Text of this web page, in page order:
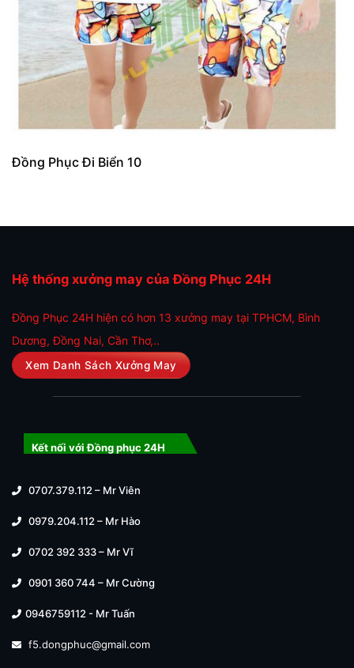
Đồng Phục Đi Biển 10
Hệ thống xưởng may của Đồng Phục 24H
Đồng Phục 24H hiện có hơn 13 xưởng may tại TPHCM, Bình
Dương, Đồng Nai, Cần Thơ,..
Xem Danh Sách Xưởng May
Kết nối với Đồng phục 24H
0707.379.112 – Mr Viên
0979.204.112 – Mr Hào
0702 392 333 – Mr Vĩ
0901 360 744 – Mr Cường
0946759112 - Mr Tuấn
f5.dongphuc@gmail.com